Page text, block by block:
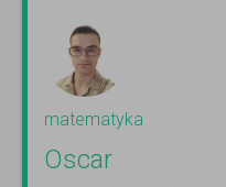
matematyka
Oscar